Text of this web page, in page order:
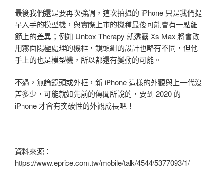
最後我們還是要再次強調，這次拍攝的 iPhone 只是我們提
早入手的模型機，與實際上市的機種最後可能會有一點細
節上的差異；例如 Unbox Therapy 就透露 Xs Max 將會改
用霧面陽極處理的機框，鏡頭組的設計也略有不同，但他
手上的也是模型機，所以都還有變動的可能。
不過，無論鏡頭或外框，新 iPhone 這樣的外觀與上一代沒
差多少，可能就如先前的傳聞所說的，要到 2020 的
iPhone 才會有突破性的外觀成長吧！
資料來源：
https://www.eprice.com.tw/mobile/talk/4544/5377093/1/